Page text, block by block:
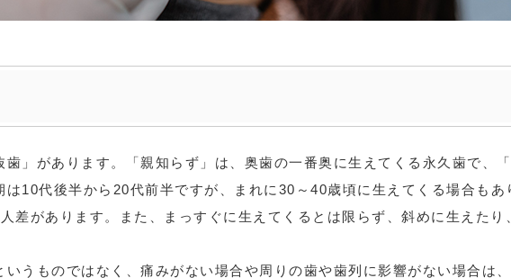
」があります。「親知らず」は、奥歯の一番奥に生えてくる永久歯で、
は10代後半から 20代前半ですが、まれに 30 ～ 40歳頃に生えてくる場合も
差があります。また、まっすぐに生えてくるとは限らず、斜めに生えたり
いうものではなく、痛みがない場合や周りの歯や歯列に影響がない場合は